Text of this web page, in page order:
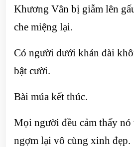
Khương Vân bị giẫm lên
che miệng lại.
Có người dưới khán đài
bật cười.
Bài múa kết thúc.
Mọi người đều cảm thấy
ngợm lại vô cùng xinh đẹp.